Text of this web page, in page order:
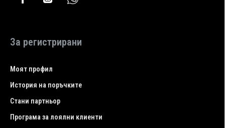
За регистрирани
Моят профил
История на поръчките
Стани партньор
Програма за лоялни клиенти